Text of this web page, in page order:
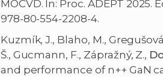
MOCVD. In: Proc. ADEPT 2025.
978-80-554-2208-4.
Kuzmík, J., Blaho, M.,
Š., Gucmann, F., Zápražný, Z.,
and performance of n++ GaN